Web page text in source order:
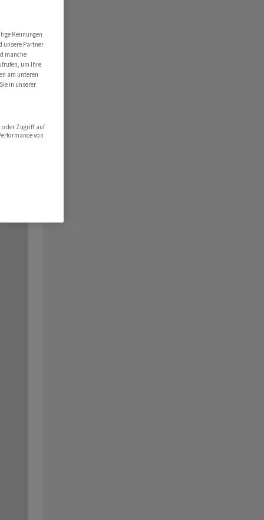
Kennungen
unsere Partner
manche
um Ihre
am unteren
in unserer
oder Zugriff auf
von